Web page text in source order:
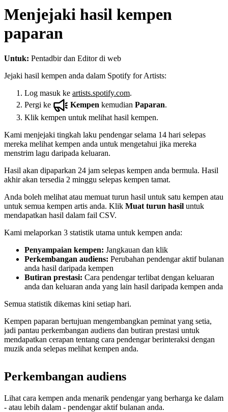
Menjejaki hasil kempen
paparan
Untuk: Pentadbir dan Editor di web
Jejaki hasil kempen anda dalam Spotify for Artists:
Log masuk ke artists.spotify.com.
Pergi ke
Kempen kemudian Paparan.
Klik kempen untuk melihat hasil kempen.
Kami menjejaki tingkah laku pendengar selama 14 hari selepas
mereka melihat kempen anda untuk mengetahui jika mereka
menstrim lagu daripada keluaran.
Hasil akan dipaparkan 24 jam selepas kempen anda bermula. Hasil
akhir akan tersedia 2 minggu selepas kempen tamat.
Anda boleh melihat atau memuat turun hasil untuk satu kempen atau
untuk semua kempen artis anda. Klik Muat turun hasil untuk
mendapatkan hasil dalam fail CSV.
Kami melaporkan 3 statistik utama untuk kempen anda:
Penyampaian kempen: Jangkauan dan klik
Perkembangan audiens: Perubahan pendengar aktif bulanan
anda hasil daripada kempen
Butiran prestasi: Cara pendengar terlibat dengan keluaran
anda dan keluaran anda yang lain hasil daripada kempen anda
Semua statistik dikemas kini setiap hari.
Kempen paparan bertujuan mengembangkan peminat yang setia,
jadi pantau perkembangan audiens dan butiran prestasi untuk
mendapatkan cerapan tentang cara pendengar berinteraksi dengan
muzik anda selepas melihat kempen anda.
Perkembangan audiens
Lihat cara kempen anda menarik pendengar yang berharga ke dalam
- atau lebih dalam - pendengar aktif bulanan anda.